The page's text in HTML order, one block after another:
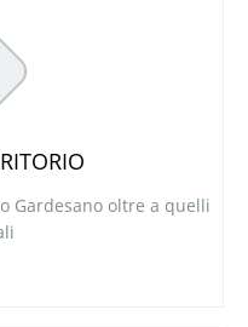
Gardesano oltre a quelli